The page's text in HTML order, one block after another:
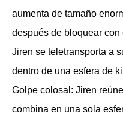
aumenta de tamaño
después de bloquear
Jiren se teletransporta a
dentro de una esfera de
Golpe colosal: Jiren
combina en una sola